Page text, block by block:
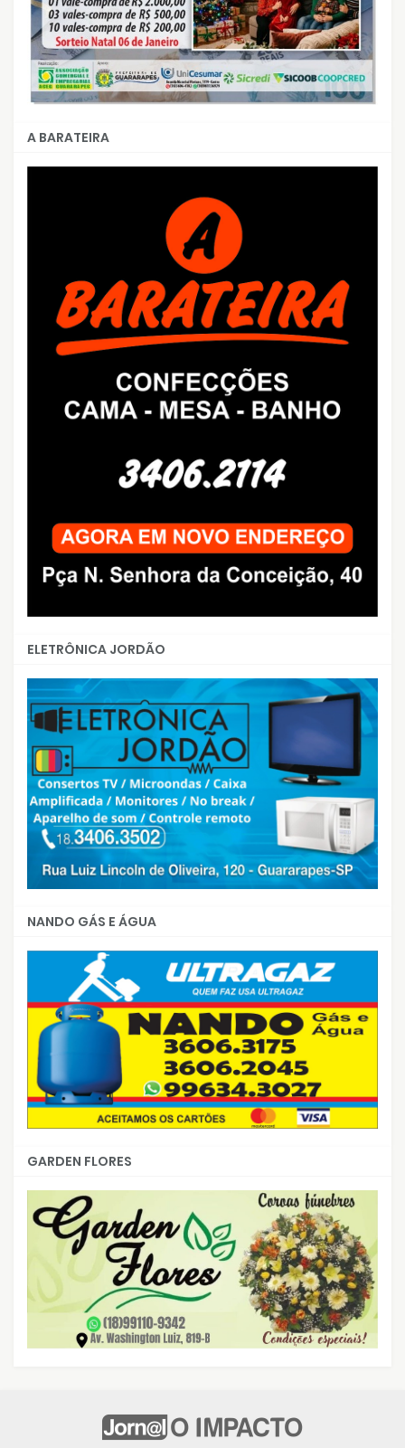
A BARATEIRA
ELETRÔNICA JORDÃO
NANDO GÁS E ÁGUA
GARDEN FLORES